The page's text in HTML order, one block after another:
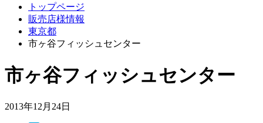
トップページ
販売店様情報
東京都
市ヶ谷フィッシュセンター
市ヶ谷フィッシュセンター
2013年12月24日